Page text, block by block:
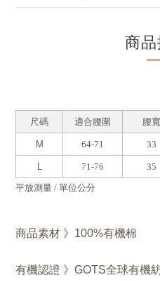
商
尺碼 適合腰圍 腰寬
M 64-71 33
L 71-76 35
平放測量 / 單位公分
商品素材 》100%有機棉
有機認證 》GOTS全球有機